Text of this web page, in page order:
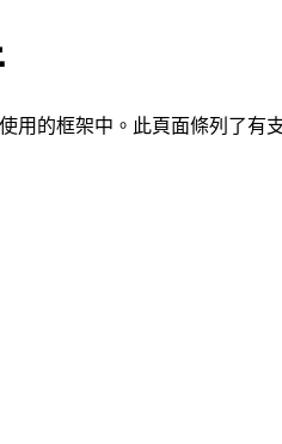
用的框架中。此頁面條列了有